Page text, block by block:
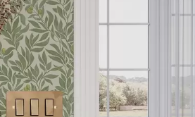
апликација
/m²